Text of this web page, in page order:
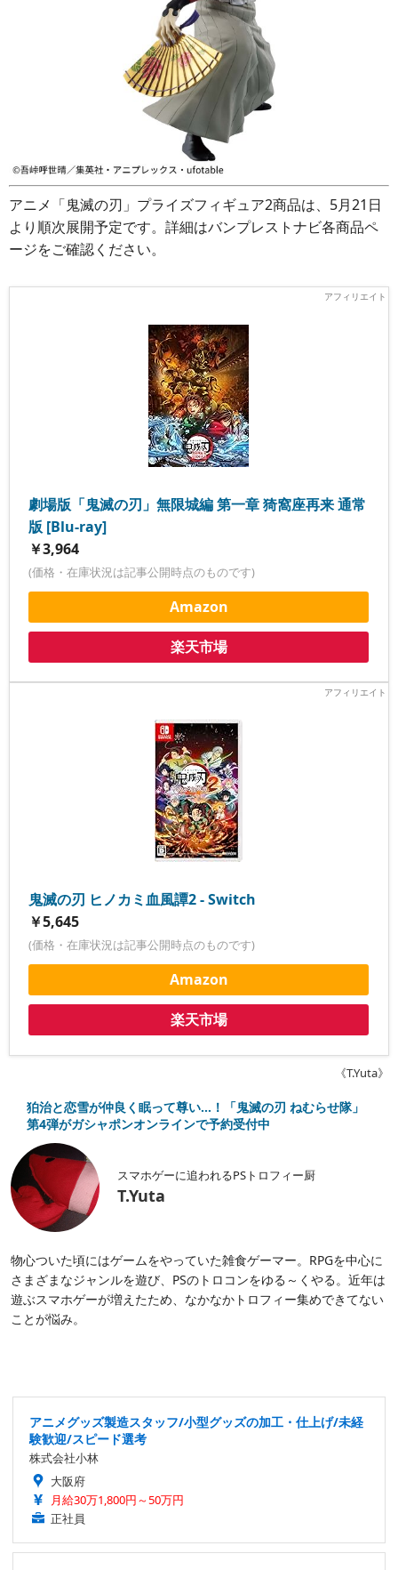
アニメ「鬼滅の刃」プライズフィギュア2商品は、5月21日
より順次展開予定です。詳細はバンプレストナビ各商品ペ
ージをご確認ください。
劇場版「鬼滅の刃」無限城編 第一章 猗窩座再来 通常
版 [Blu-ray]
￥3,964
(価格・在庫状況は記事公開時点のものです)
Amazon
楽天市場
鬼滅の刃 ヒノカミ血風譚2 - Switch
￥5,645
(価格・在庫状況は記事公開時点のものです)
Amazon
楽天市場
《T.Yuta》
狛治と恋雪が仲良く眠って尊い…！「鬼滅の刃 ねむらせ隊」
第4弾がガシャポンオンラインで予約受付中
スマホゲーに追われるPSトロフィー厨
T.Yuta
物心ついた頃にはゲームをやっていた雑食ゲーマー。RPGを中心に
さまざまなジャンルを遊び、PSのトロコンをゆる～くやる。近年は
遊ぶスマホゲーが増えたため、なかなかトロフィー集めできてない
ことが悩み。
アニメグッズ製造スタッフ/小型グッズの加工・仕上げ/未経
験歓迎/スピード選考
株式会社小林
大阪府
月給30万1,800円～50万円
正社員